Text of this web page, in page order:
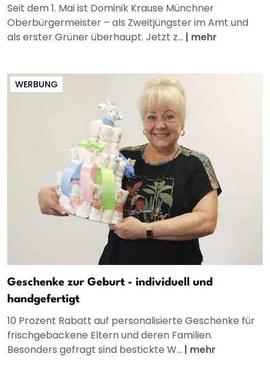
Seit dem 1. Mai ist Dominik Krause Münchner
Oberbürgermeister – als Zweitjüngster im Amt und
als erster Grüner überhaupt. Jetzt z... | mehr
WERBUNG
Geschenke zur Geburt - individuell und
handgefertigt
10 Prozent Rabatt auf personalisierte Geschenke für
frischgebackene Eltern und deren Familien.
Besonders gefragt sind bestickte W... | mehr